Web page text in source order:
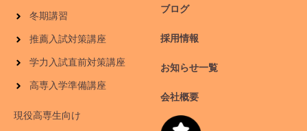
冬期講習
推薦入試対策講座
学力入試直前対策講座
高専入学準備講座
現役高専生向け
ブログ
採用情報
お知らせ一覧
会社概要